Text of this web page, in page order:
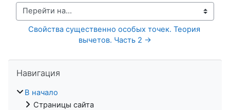
Перейти на...
Свойства существенно особых точек. Теория
вычетов. Часть 2 →
Навигация
В начало
Страницы сайта